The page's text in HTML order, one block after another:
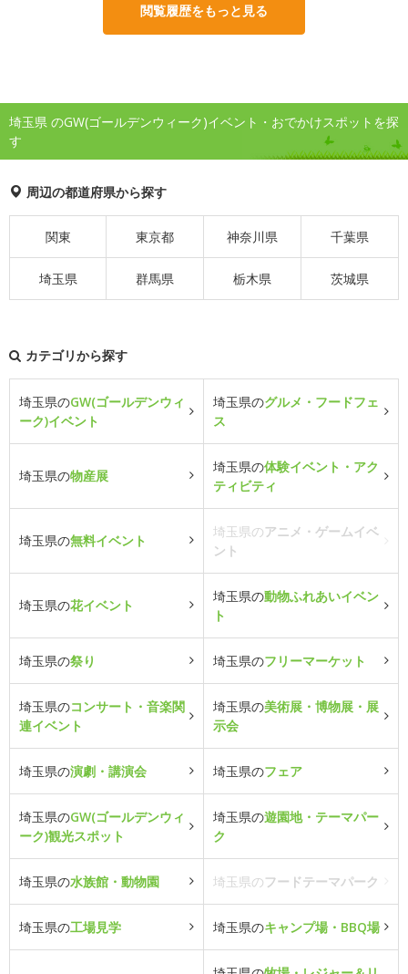
閲覧履歴をもっと見る
埼玉県 のGW(ゴールデンウィーク)イベント・おでかけスポットを探
す
周辺の都道府県から探す
関東 東京都 神奈川県 千葉県
埼玉県 群馬県 栃木県 茨城県
カテゴリから探す
埼玉県のGW(ゴールデンウィ
ーク)イベント
埼玉県のグルメ・フードフェ
ス
埼玉県の物産展
埼玉県の体験イベント・アク
ティビティ
埼玉県の無料イベント
埼玉県のアニメ・ゲームイベ
ント
埼玉県の花イベント
埼玉県の動物ふれあいイベン
ト
埼玉県の祭り 埼玉県のフリーマーケット
埼玉県のコンサート・音楽関
連イベント
埼玉県の美術展・博物展・展
示会
埼玉県の演劇・講演会 埼玉県のフェア
埼玉県のGW(ゴールデンウィ
ーク)観光スポット
埼玉県の遊園地・テーマパー
ク
埼玉県の水族館・動物園 埼玉県のフードテーマパーク
埼玉県の工場見学 埼玉県のキャンプ場・BBQ場